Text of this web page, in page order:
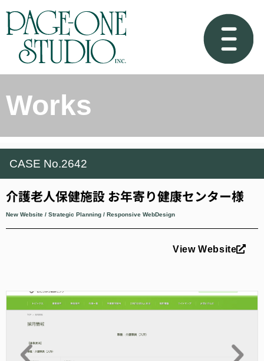
Works
CASE No.2642
介護老人保健施設 お年寄り健康センター様
New Website / Strategic Planning / Responsive WebDesign
View Website